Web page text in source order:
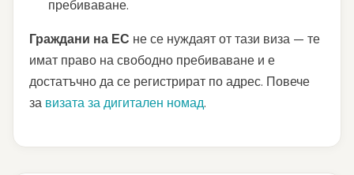
пребиваване.
Граждани на ЕС не се нуждаят от тази виза — те
имат право на свободно пребиваване и е
достатъчно да се регистрират по адрес. Повече
за визата за дигитален номад.